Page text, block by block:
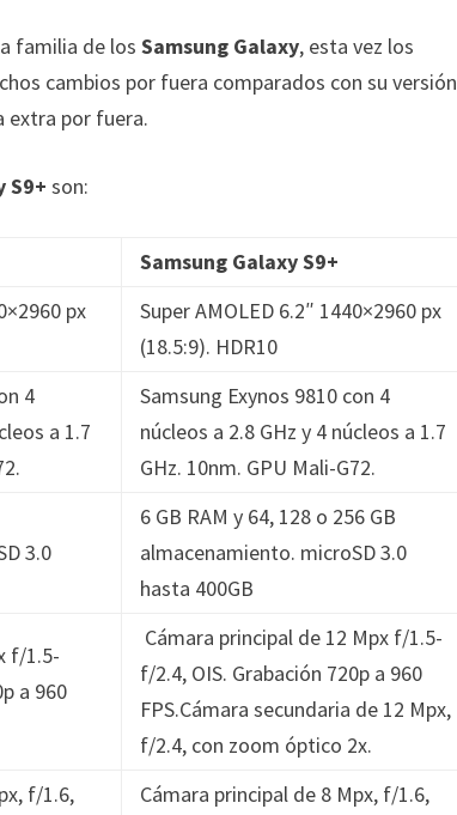
familia de losSamsung Galaxy, esta vez los
cambios por fuera comparados con su versión
extra por fuera.
S9+ son:
Samsung Galaxy S9+
px
Super AMOLED 6.2″ 1440×2960 px
(18.5:9). HDR10
4
a 1.7
Samsung Exynos 9810 con 4
núcleos a 2.8 GHz y 4 núcleos a 1.7
GHz. 10nm. GPU Mali-G72.
3.0
6 GB RAM y 64, 128 o 256 GB
almacenamiento. microSD 3.0
hasta 400GB
f/1.5-
a 960
Cámara principal de 12 Mpx f/1.5-
f/2.4, OIS. Grabación 720p a 960
FPS.Cámara secundaria de 12 Mpx,
f/2.4, con zoom óptico 2x.
f/1.6,
Cámara principal de 8 Mpx, f/1.6,